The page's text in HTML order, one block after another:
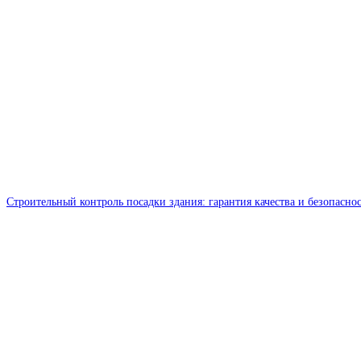
Строительный контроль посадки здания: гарантия качества и